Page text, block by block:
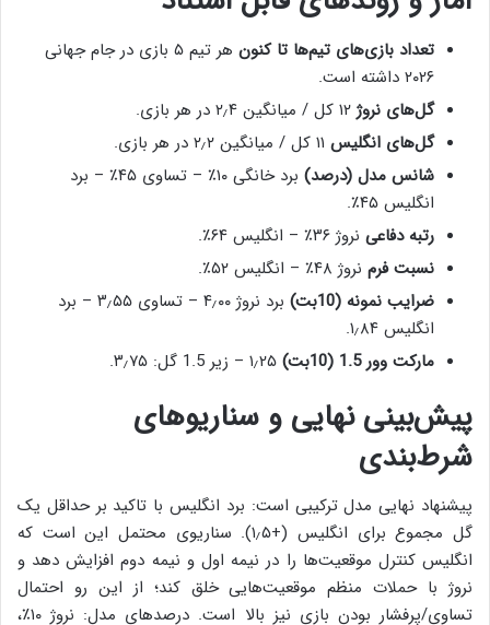
تعداد بازی‌های تیم‌ها تا کنون
هر تیم ۵ بازی در جام جهانی
۲۰۲۶ داشته است.
گل‌های نروژ
گل‌های انگلیس
شانس مدل (درصد)
برد خانگی ۱۰٪ – تساوی ۴۵٪ – برد
انگلیس ۴۵٪.
رتبه دفاعی نروژ ۳۶٪ – انگلیس ۶۴٪.
نسبت فرم نروژ ۴۸٪ – انگلیس ۵۲٪.
ضرایب نمونه (10بت)
برد نروژ ۴٫۰۰ – تساوی ۳٫۵۵ – برد
انگلیس ۱٫۸۴.
مارکت وور 1.5 (10بت)
پیش‌بینی نهایی و سناریوهای
شرط‌بندی
پیشنهاد نهایی مدل ترکیبی است: برد انگلیس با تاکید بر حداقل یک
گل مجموع برای انگلیس (+۱٫۵). سناریوی محتمل این است که
انگلیس کنترل موقعیت‌ها را در نیمه اول و نیمه دوم افزایش دهد و
نروژ با حملات منظم موقعیت‌هایی خلق کند؛ از این رو احتمال
تساوی/پرفشار بودن بازی نیز بالا است. درصدهای مدل: نروژ ۱۰٪،